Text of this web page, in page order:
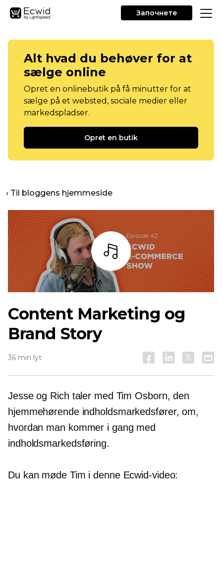
Започнете
Alt hvad du behøver for at
sælge online
Opret en onlinebutik på få minutter for at
sælge på et websted, sociale medier eller
markedspladser.
Opret en butik
‹ Til bloggens hjemmeside
Lyt
Content Marketing og
Brand Story
36 min lyt
Jesse og Rich taler med Tim Osborn, den
hjemmehørende indholdsmarkedsfører, om,
hvordan man kommer i gang med
indholdsmarkedsføring.
Du kan møde Tim i denne Ecwid-video: